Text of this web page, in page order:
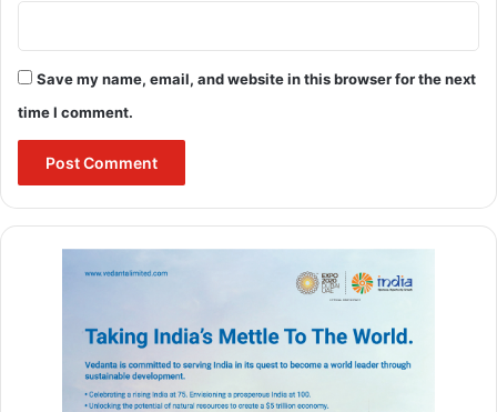
Save my name, email, and website in this browser for the next
time I comment.